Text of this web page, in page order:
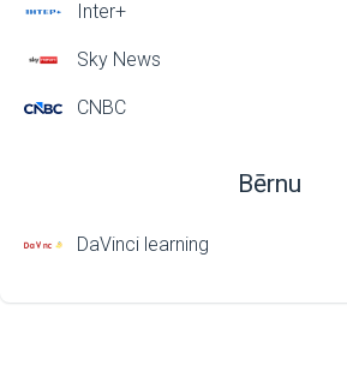
Inter+
Sky News
CNBC
Bērnu
DaVinci learning